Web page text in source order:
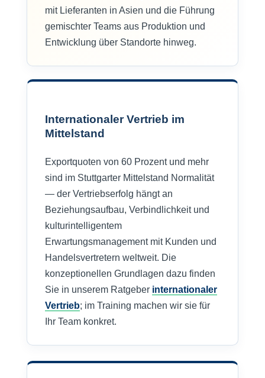
mit Lieferanten in Asien und die Führung
gemischter Teams aus Produktion und
Entwicklung über Standorte hinweg.
Internationaler Vertrieb im
Mittelstand
Exportquoten von 60 Prozent und mehr
sind im Stuttgarter Mittelstand Normalität
— der Vertriebserfolg hängt an
Beziehungsaufbau, Verbindlichkeit und
kulturintelligentem
Erwartungsmanagement mit Kunden und
Handelsvertretern weltweit. Die
konzeptionellen Grundlagen dazu finden
Sie in unserem Ratgeber internationaler
Vertrieb; im Training machen wir sie für
Ihr Team konkret.